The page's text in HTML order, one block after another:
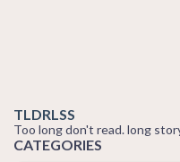
TLDRLSS
Too long don't read. long
CATEGORIES